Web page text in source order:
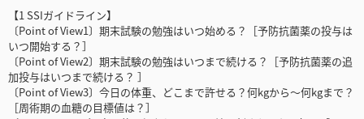
【1 SSIガイドライン】
〔Point of View1〕期末試験の勉強はいつ始める？［予防抗菌薬の投与は
いつ開始する？］
〔Point of View2〕期末試験の勉強はいつまで続ける？［予防抗菌薬の追
加投与はいつまで続ける？ ］
〔Point of View3〕今日の体重、どこまで許せる？何kgから～何kgまで？
［周術期の血糖の目標値は？］